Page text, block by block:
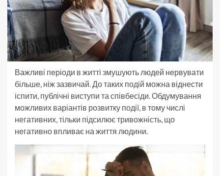
Важливі періоди в житті змушують людей нервувати
більше, ніж зазвичай. До таких подій можна віднести
іспити, публічні виступи та співбесіди. Обдумування
можливих варіантів розвитку події, в тому числі
негативних, тільки підсилює тривожність, що
негативно впливає на життя людини.